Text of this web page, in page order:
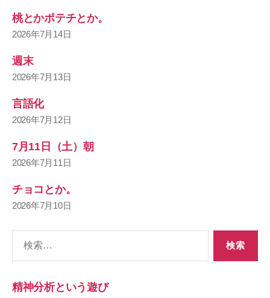
桃とかポテチとか。
2026年7月14日
週末
2026年7月13日
言語化
2026年7月12日
7月11日（土）朝
2026年7月11日
チョコとか。
2026年7月10日
象:
精神分析という遊び